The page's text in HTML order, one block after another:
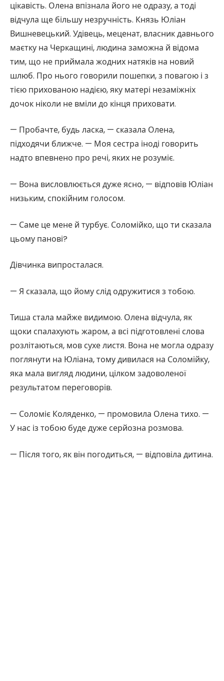
цікавість. Олена впізнала його не одразу, а тоді
відчула ще більшу незручність. Князь Юліан
Вишневецький. Удівець, меценат, власник давнього
маєтку на Черкащині, людина заможна й відома
тим, що не приймала жодних натяків на новий
шлюб. Про нього говорили пошепки, з повагою і з
тією прихованою надією, яку матері незаміжніх
дочок ніколи не вміли до кінця приховати.
— Пробачте, будь ласка, — сказала Олена,
підходячи ближче. — Моя сестра іноді говорить
надто впевнено про речі, яких не розуміє.
— Вона висловлюється дуже ясно, — відповів Юліан
низьким, спокійним голосом.
— Саме це мене й турбує. Соломійко, що ти сказала
цьому панові?
Дівчинка випросталася.
— Я сказала, що йому слід одружитися з тобою.
Тиша стала майже видимою. Олена відчула, як
щоки спалахують жаром, а всі підготовлені слова
розлітаються, мов сухе листя. Вона не могла одразу
поглянути на Юліана, тому дивилася на Соломійку,
яка мала вигляд людини, цілком задоволеної
результатом переговорів.
— Соломіє Коляденко, — промовила Олена тихо. —
У нас із тобою буде дуже серйозна розмова.
— Після того, як він погодиться, — відповіла дитина.